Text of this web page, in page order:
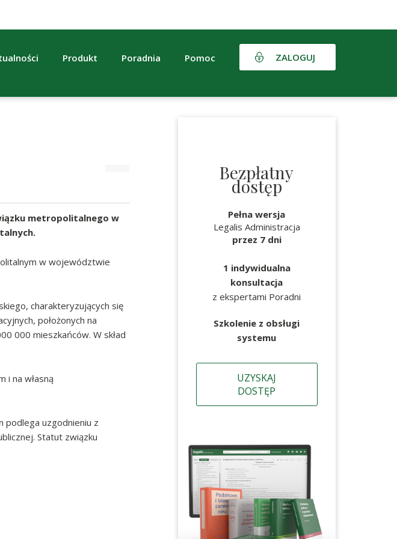
Produkt Poradnia Pomoc ZALOGUJ
metropolitalnego w
w województwie
charakteryzujących się
położonych na
000 mieszkańców. W skład
i na własną
uzgodnieniu z
Statut związku
Bezpłatny
dostęp
Pełna wersja
Legalis Administracja
przez 7 dni
1 indywidualna
konsultacja
z ekspertami Poradni
Szkolenie z obsługi
systemu
UZYSKAJ
DOSTĘP